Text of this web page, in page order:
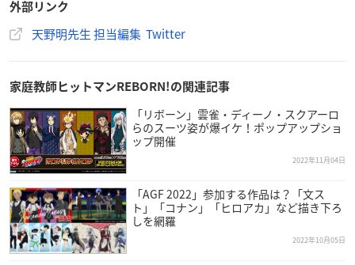
外部リンク
天野明先生 担当編集 Twitter
家庭教師ヒットマンREBORN!の関連記事
「リボーン」雲雀・ディーノ・スクアーロ
らのスーツ姿が爆イケ！ポップアップショ
ップ開催
2022年11月04日
「AGF 2022」参加する作品は？「文ス
ト」「コナン」「ヒロアカ」など描き下ろ
しを網羅
2022年10月05日